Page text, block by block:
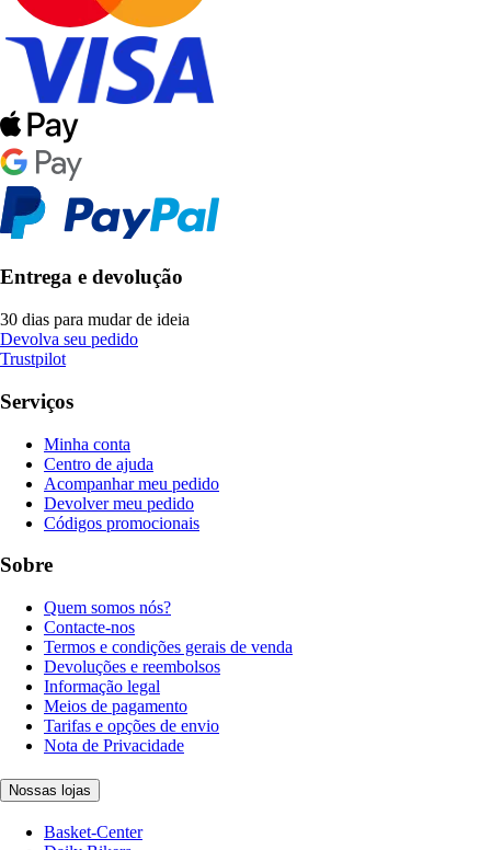
Entrega e devolução
30 dias para mudar de ideia
Devolva seu pedido
Trustpilot
Serviços
Minha conta
Centro de ajuda
Acompanhar meu pedido
Devolver meu pedido
Códigos promocionais
Sobre
Quem somos nós?
Contacte-nos
Termos e condições gerais de venda
Devoluções e reembolsos
Informação legal
Meios de pagamento
Tarifas e opções de envio
Nota de Privacidade
Nossas lojas
Basket-Center